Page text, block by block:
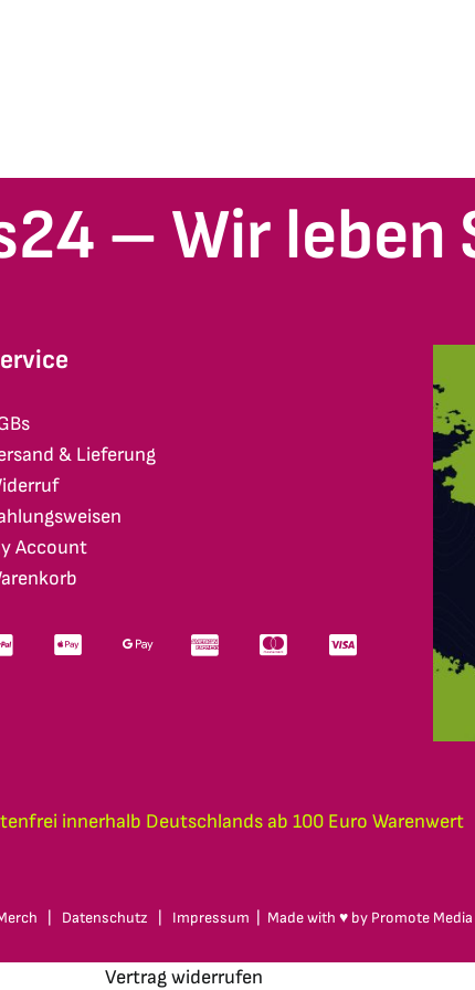
– Wir leben
& Lieferung
Account
innerhalb Deutschlands ab 100 Euro Warenwert
Datenschutz Impressum | Made with ♥ by Promote Media
Vertrag widerrufen